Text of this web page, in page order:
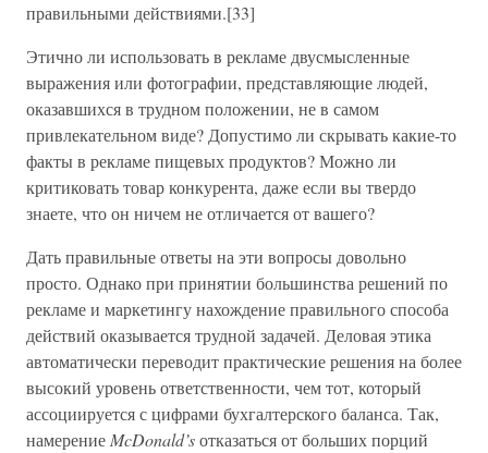
правильными действиями.[33]
Этично ли использовать в рекламе двусмысленные
выражения или фотографии, представляющие людей,
оказавшихся в трудном положении, не в самом
привлекательном виде? Допустимо ли скрывать какие-то
факты в рекламе пищевых продуктов? Можно ли
критиковать товар конкурента, даже если вы твердо
знаете, что он ничем не отличается от вашего?
Дать правильные ответы на эти вопросы довольно
просто. Однако при принятии большинства решений по
рекламе и маркетингу нахождение правильного способа
действий оказывается трудной задачей. Деловая этика
автоматически переводит практические решения на более
высокий уровень ответственности, чем тот, который
ассоциируется с цифрами бухгалтерского баланса. Так,
намерение McDonald’sотказаться от больших порций